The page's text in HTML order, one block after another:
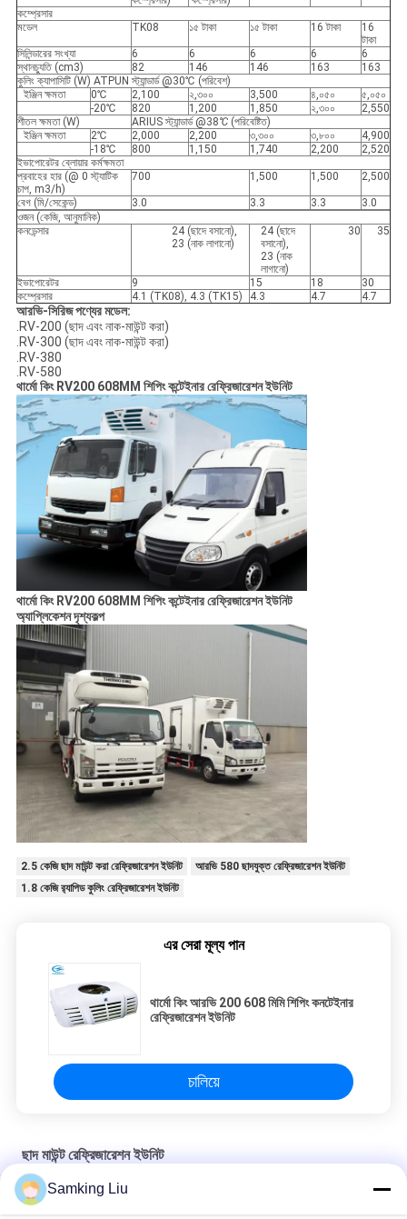
কম্প্রেসার
মডেল
TK08 ১৫ টাকা ১৫ টাকা 16 টাকা
16
টাকা
সিলিন্ডারের সংখ্যা
6 6 6 6
6
স্থানচ্যুতি (cm3)
82 146 146 163
163
কুলিং ক্যাপাসিটি (W) ATPUN স্ট্যান্ডার্ড @30℃ (পরিবেশ)
ইঞ্জিন ক্ষমতা
0℃ 2,100 ২,৩০০ 3,500 ৪,০৫০
৫,০৫০
-20℃
820 1,200 1,850 ২,৩০০
2,550
শীতল ক্ষমতা (W)
ARIUS স্ট্যান্ডার্ড @38℃ (পরিবেষ্টিত)
ইঞ্জিন ক্ষমতা
2℃ 2,000 2,200 ৩,৩০০ ৩,৮০০
4,900
-18℃
800 1,150 1,740 2,200
2,520
ইভাপোরেটর ব্লোয়ার কর্মক্ষমতা
প্রবাহের হার (@ 0 স্ট্যাটিক
চাপ, m3/h)
700 1,500 1,500 2,500
বেগ (মি/সেকেন্ড) 3.0 3.3 3.3
3.0
ওজন (কেজি, আনুমানিক)
কনডেন্সার
24 (ছাদে বসানো),
23 (নাক লাগানো)
24 (ছাদে
বসানো),
23 (নাক
লাগানো)
30 35
ইভাপোরেটর 9 15 18
30
কম্প্রেসার
4.1 (TK08), 4.3 (TK15) 4.3 4.7 4.7
আরভি-সিরিজ পণ্যের মডেল:
.RV-200 (ছাদ এবং নাক-মাউন্ট করা)
.RV-300 (ছাদ এবং নাক-মাউন্ট করা)
.RV-380
.RV-580
থার্মো কিং RV200 608MM শিপিং কন্টেইনার রেফ্রিজারেশন ইউনিট
থার্মো কিং RV200 608MM শিপিং কন্টেইনার রেফ্রিজারেশন ইউনিট
অ্যাপ্লিকেশন দৃশ্যকল্প
2.5 কেজি ছাদ মাউন্ট করা রেফ্রিজারেশন ইউনিট
আরভি 580 ছাদযুক্ত রেফ্রিজারেশন ইউনিট
1.8 কেজি র‌্যাপিড কুলিং রেফ্রিজারেশন ইউনিট
এর সেরা মূল্য পান
থার্মো কিং আরভি 200 608 মিমি শিপিং কনটেইনার
রেফ্রিজারেশন ইউনিট
চালিয়ে
ছাদ মাউন্ট রেফ্রিজারেশন ইউনিট
সহজ ব্যবহার 1500m3 এইচ 24 ভি থার্মো কিং ট্রাক রেফ্রিজারেশন ইউনিট
Samking Liu